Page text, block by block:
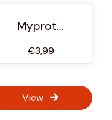
Myprotein Österreich
€3,99
View